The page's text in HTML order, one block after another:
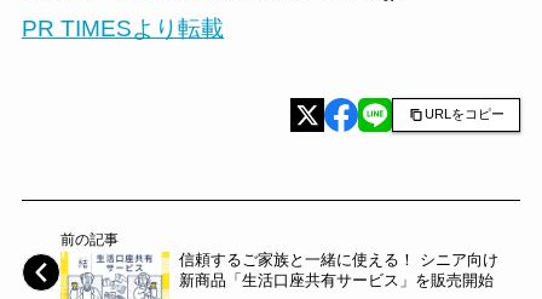
PR TIMESより転載
URLをコピー
前の記事
信頼するご家族と一緒に使える！ シニア向け
新商品「生活口座共有サービス」を販売開始